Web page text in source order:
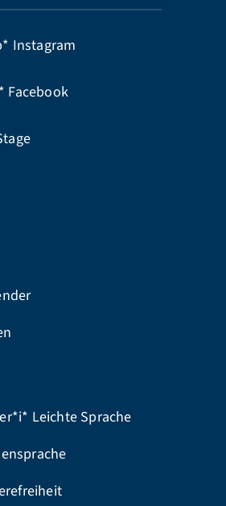
Instagram
Facebook
Leichte Sprache